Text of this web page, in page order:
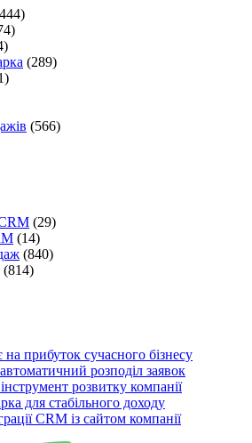
(289)
(566)
(29)
(14)
(840)
(814)
прибуток сучасного бізнесу
розподіл заявок
розвитку компанії
для стабільного доходу
CRM із сайтом компанії